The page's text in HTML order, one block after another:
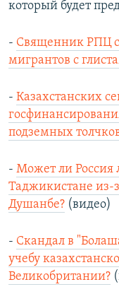
который будет
- Священник РПЦ
мигрантов с
- Казахстанских
подземных
- Может ли Россия
Таджикистане из-
Душанбе? (видео)
- Скандал в
учебу
Великобритании?